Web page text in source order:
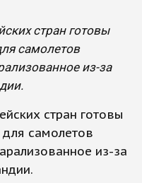
стран готовы
самолетов
из-за
стран готовы
для самолетов
из-за